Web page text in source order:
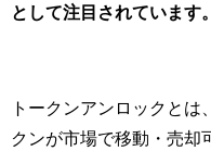
として注目されています。
トークンアンロックと
クンが市場で移動・売却